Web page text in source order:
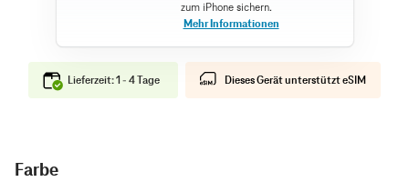
Lieferzeit: 1 - 4 Tage Dieses Gerät unterstützt eSIM
Farbe